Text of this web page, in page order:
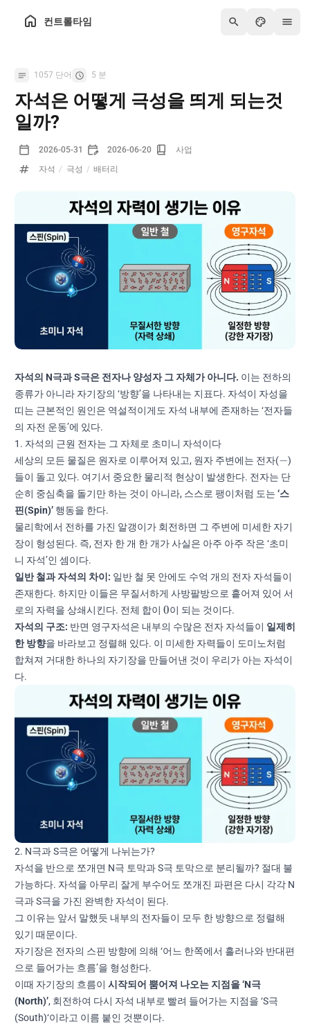
컨트롤타임
1057 단어 5 분
자석은 어떻게 극성을 띄게 되는것
일까?
2026-05-31 2026-06-20
사업
자석 / 극성 / 배터리
자석의 N극과 S극은 전자나 양성자 그 자체가 아니다. 이는 전하의
종류가 아니라 자기장의 ‘방향’을 나타내는 지표다. 자석이 자성을
띠는 근본적인 원인은 역설적이게도 자석 내부에 존재하는 ‘전자들
의 자전 운동’에 있다.
1. 자석의 근원 전자는 그 자체로 초미니 자석이다
세상의 모든 물질은 원자로 이루어져 있고, 원자 주변에는 전자(-
−)
들이 돌고 있다. 여기서 중요한 물리적 현상이 발생한다. 전자는 단
순히 중심축을 돌기만 하는 것이 아니라, 스스로 팽이처럼 도는 ‘스
핀(Spin)’ 행동을 한다.
물리학에서 전하를 가진 알갱이가 회전하면 그 주변에 미세한 자기
장이 형성된다. 즉, 전자 한 개 한 개가 사실은 아주 아주 작은 ‘초미
니 자석’인 셈이다.
일반 철과 자석의 차이: 일반 철 못 안에도 수억 개의 전자 자석들이
존재한다. 하지만 이들은 무질서하게 사방팔방으로 흩어져 있어 서
로의 자력을 상쇄시킨다. 전체 합이 0
0이 되는 것이다.
자석의 구조: 반면 영구자석은 내부의 수많은 전자 자석들이 일제히
한 방향을 바라보고 정렬해 있다. 이 미세한 자력들이 도미노처럼
합쳐져 거대한 하나의 자기장을 만들어낸 것이 우리가 아는 자석이
다.
2. N극과 S극은 어떻게 나뉘는가?
자석을 반으로 쪼개면 N극 토막과 S극 토막으로 분리될까? 절대 불
가능하다. 자석을 아무리 잘게 부수어도 쪼개진 파편은 다시 각각 N
극과 S극을 가진 완벽한 자석이 된다.
그 이유는 앞서 말했듯 내부의 전자들이 모두 한 방향으로 정렬해
있기 때문이다.
자기장은 전자의 스핀 방향에 의해 ‘어느 한쪽에서 흘러나와 반대편
으로 들어가는 흐름’을 형성한다.
이때 자기장의 흐름이 시작되어 뿜어져 나오는 지점을 ‘N극
(North)’, 회전하여 다시 자석 내부로 빨려 들어가는 지점을 ‘S극
(South)‘이라고 이름 붙인 것뿐이다.